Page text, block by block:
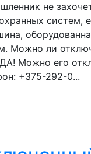
не
систем,
Можно ли
Можно его
+375-292-0...